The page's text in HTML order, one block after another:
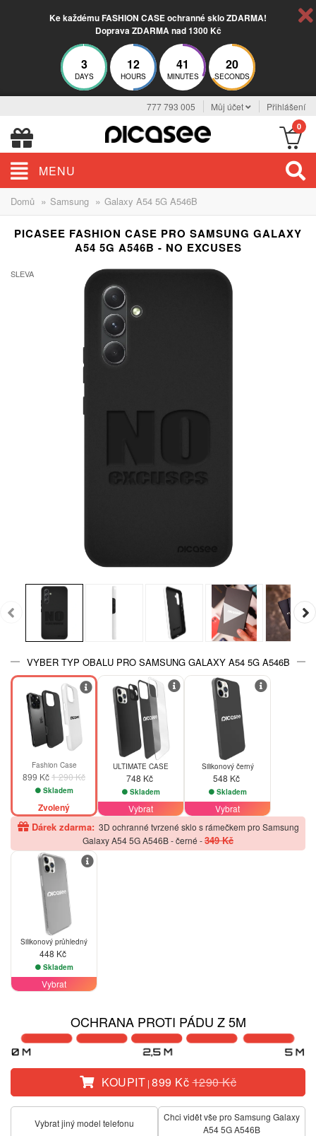
Ke každému FASHION CASE ochranné sklo ZDARMA!
Doprava ZDARMA nad 1300 Kč
3
DAYS
12
HOURS
41
MINUTES
19
SECONDS
777 793 005 Můj účet Přihlášení
0
MENU
Domů » Samsung » Galaxy A54 5G A546B
PICASEE FASHION CASE PRO SAMSUNG GALAXY
A54 5G A546B - NO EXCUSES
SLEVA
VYBER TYP OBALU PRO SAMSUNG GALAXY A54 5G A546B
-30%
Fashion Case
899 Kč1 290 Kč
Skladem
Zvolený
ULTIMATE CASE
748 Kč
Skladem
Vybrat
Silikonový černý
548 Kč
Skladem
Vybrat
Dárek zdarma: 3D ochranné tvrzené sklo s rámečkem pro Samsung
Galaxy A54 5G A546B - černé -349 Kč
Silikonový průhledný
448 Kč
Skladem
Vybrat
OCHRANA PROTI PÁDU Z 5M
KOUPIT | 899 Kč1290 Kč
Vybrat jiný model telefonu
Chci vidět vše pro Samsung Galaxy
A54 5G A546B